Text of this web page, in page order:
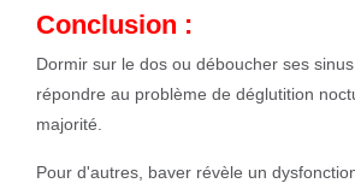
Conclusion :
Dormir sur le dos ou déboucher ses
répondre au problème de déglutition
majorité.
Pour d'autres, baver révèle un